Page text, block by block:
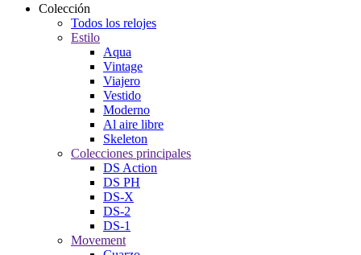
Colección
Todos los relojes
Estilo
Aqua
Vintage
Viajero
Vestido
Moderno
Al aire libre
Skeleton
Colecciones principales
DS Action
DS PH
DS-X
DS-2
DS-1
Movement